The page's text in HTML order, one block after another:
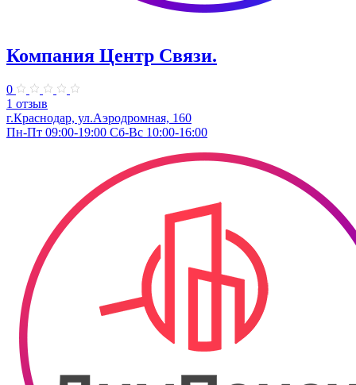
Компания Центр Связи.
0
1 отзыв
г.Краснодар, ул.Аэродромная, 160
Пн-Пт 09:00-19:00 Сб-Вс 10:00-16:00